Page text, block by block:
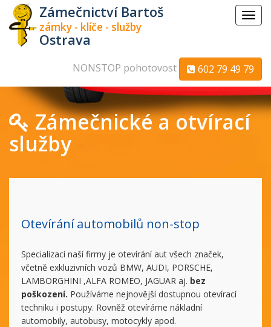
Menu
Zámečnictví Bartoš
zámky - klíče - služby
Ostrava
NONSTOP pohotovost 602 79 49 79
Zámečnické a otvírací
služby
Otevírání automobilů non-stop
Specializací naší firmy je otevírání aut všech značek,
včetně exkluzivních vozů BMW, AUDI, PORSCHE,
LAMBORGHINI ,ALFA ROMEO, JAGUAR aj. bez
poškození. Používáme nejnovější dostupnou otevírací
techniku i postupy. Rovněž otevíráme nákladní
automobily, autobusy, motocykly apod.